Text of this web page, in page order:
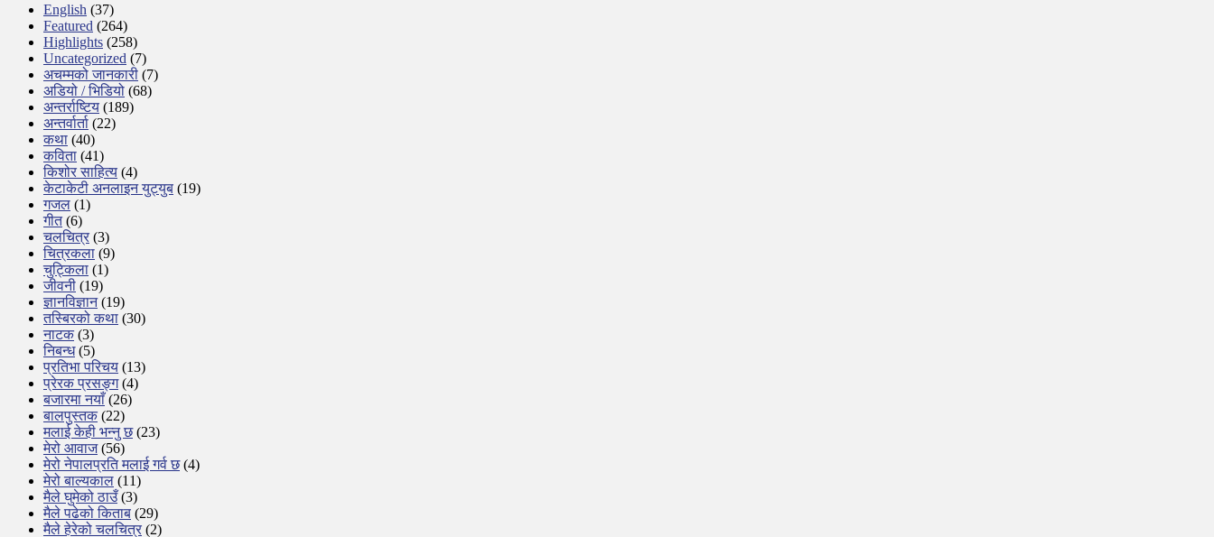
English (37)
Featured (264)
Highlights (258)
Uncategorized (7)
अचम्मको जानकारी (7)
अडियो / भिडियो (68)
अन्तर्राष्टिय (189)
अन्तर्वार्ता (22)
कथा (40)
कविता (41)
किशोर साहित्य (4)
केटाकेटी अनलाइन युट्युब (19)
गजल (1)
गीत(6)
चलचित्र (3)
चित्रकला (9)
चुट्किला (1)
जीवनी (19)
ज्ञानविज्ञान(19)
तस्बिरको कथा (30)
नाटक(3)
निबन्ध(5)
प्रतिभा परिचय (13)
प्रेरक प्रसङ्ग(4)
बजारमा नयाँ(26)
बालपुस्तक(22)
मलाई केही भन्नु छ(23)
मेरो आवाज(56)
मेरो नेपालप्रति मलाई गर्व छ(4)
मेरो बाल्यकाल (11)
मैले घुमेको ठाउँ(3)
मैले पढेको किताब (29)
मैले हेरेको चलचित्र (2)